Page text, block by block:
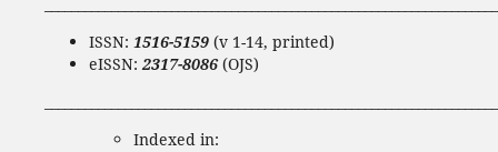
ISSN: 1516-5159 (v 1-14, printed)
eISSN: 2317-8086 (OJS)
Indexed in: